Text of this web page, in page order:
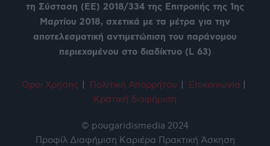
τη Σύσταση (ΕΕ) 2018/334 της Επιτροπής της 1ης
Μαρτίου 2018, σχετικά με τα μέτρα για την
αποτελεσματική αντιμετώπιση του παράνομου
περιεχομένου στο διαδίκτυο (L 63)
Όροι Χρήσης Πολιτική Απορρήτου Επικοινωνία
Κρατική διαφήμιση
© pougaridismedia 2024
Προφίλ Διαφήμιση Καριέρα Πρακτική Άσκηση